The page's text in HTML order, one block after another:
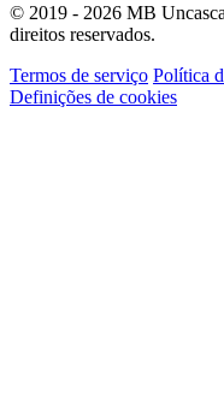
© 2019 - 2026 MB
direitos reservados.
Termos de serviço Política
Definições de cookies